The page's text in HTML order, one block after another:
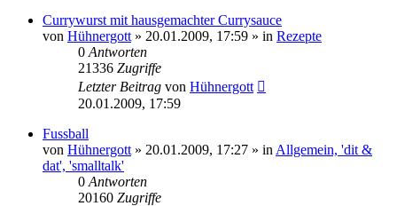
Currywurst mit hausgemachter Currysauce
von Hühnergott » 20.01.2009, 17:59 » in Rezepte
0 Antworten
21336 Zugriffe
Letzter Beitrag von Hühnergott
20.01.2009, 17:59
Fussball
von Hühnergott » 20.01.2009, 17:27 » in Allgemein, 'dit &
dat', 'smalltalk'
0 Antworten
20160 Zugriffe